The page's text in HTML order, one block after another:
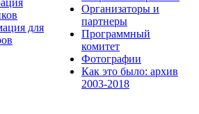
для
Организаторы и
партнеры
Программный
комитет
Фотографии
Как это было: архив
2003-2018